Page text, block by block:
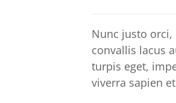
Nunc justo
convallis lacus
turpis eget,
viverra sapien